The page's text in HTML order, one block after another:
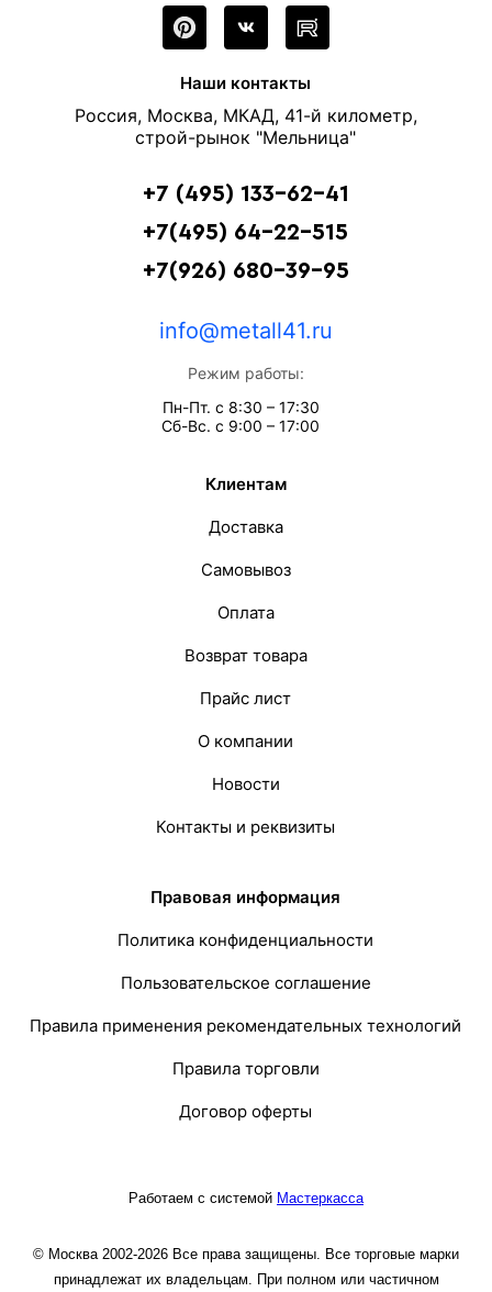
Наши контакты
Россия, Москва, МКАД, 41-й километр,
строй-рынок "Мельница"
+7 (495) 133-62-41
+7(495) 64-22-515
+7(926) 680-39-95
info@metall41.ru
Режим работы:
Пн-Пт. с 8:30 – 17:30
Сб-Вс. с 9:00 – 17:00
Клиентам
Доставка
Самовывоз
Оплата
Возврат товара
Прайс лист
О компании
Новости
Контакты и реквизиты
Правовая информация
Политика конфиденциальности
Пользовательское соглашение
Правила применения рекомендательных технологий
Правила торговли
Договор оферты
Работаем с системой Мастеркасса
© Москва 2002-2026 Все права защищены. Все торговые марки
принадлежат их владельцам. При полном или частичном